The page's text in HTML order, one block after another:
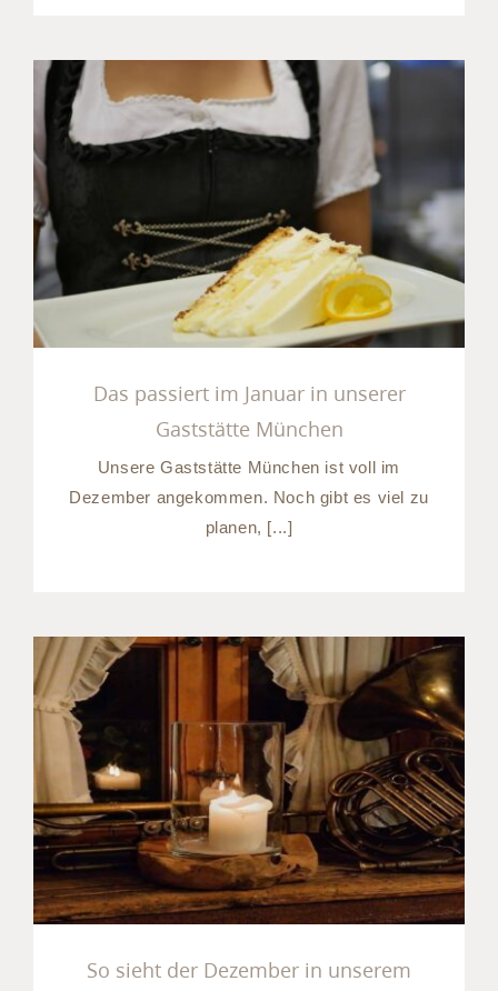
Das passiert im Januar in
unserer Gaststätte
München
Das passiert im Januar in unserer
Gaststätte München
Unsere Gaststätte München ist voll im
Dezember angekommen. Noch gibt es viel zu
planen, [...]
So sieht der Dezember in
unserem Restaurant
München Süd aus!
So sieht der Dezember in unserem